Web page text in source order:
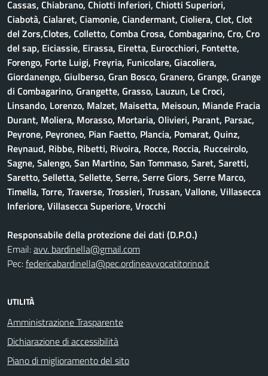
Cassas, Chiabrano, Chiotti Inferiori, Chiotti Superiori,
Ciabotà, Cialaret, Ciamonie, Ciandermant, Cioliera, Clot, Clot
del Zors,Clotes, Colletto, Comba Crosa, Combagarino, Cro, Cro
del sap, Eiciassie, Eirassa, Eiretta, Eurocchiori, Fontette,
Forengo, Forte Luigi, Freyria, Funicolare, Giacoliera,
Giordanengo, Giulberso, Gran Bosco, Granero, Grange, Grange
di Combagarino, Grangette, Grasso, Lauzun, Le Croci,
Linsando, Lorenzo, Malzet, Maisetta, Meisoun, Miande Fracia
Durant, Moliera, Morasso, Mortaria, Olivieri, Parant, Parsac,
Peyrone, Peyroneo, Pian Faetto, Plancia, Pomarat, Quinz,
Reynaud, Ribbe, Ribetti, Rivoira, Rocce, Roccia, Rucceirolo,
Sagne, Salengo, San Martino, San Tommaso, Saret, Saretti,
Saretto, Selletta, Sellette, Serre, Serre Giors, Serre Marco,
Timella, Torre, Traverse, Trossieri, Trussan, Vallone, Villasecca
Inferiore, Villasecca Superiore, Vrocchi
Responsabile della protezione dei dati (D.P.O.)
Email:avv. bardinella@gmail.com
Pec:federicabardinella@pec.ordineavvocatitorino.it
UTILITÀ
Amministrazione Trasparente
Dichiarazione di accessibilità
Piano di miglioramento del sito